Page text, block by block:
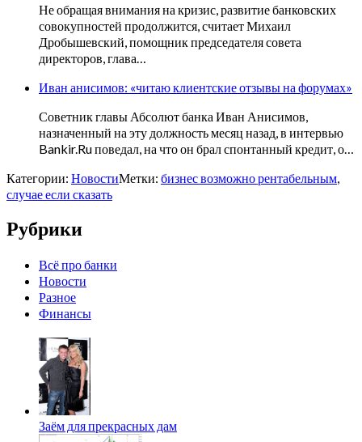
Не обращая внимания на кризис, развитие банковских
совокупностей продолжится, считает Михаил
Дробышевский, помощник председателя совета
директоров, глава…
Иван анисимов: «читаю клиентские отзывы на форумах»
Советник главы Абсолют банка Иван Анисимов,
назначенный на эту должность месяц назад, в интервью
Bankir.Ru поведал, на что он брал спонтанный кредит, о…
Категории: НовостиМетки: бизнес возможно рентабельным,
случае если сказать
Рубрики
Всё про банки
Новости
Разное
Финансы
Заём для прекрасных дам